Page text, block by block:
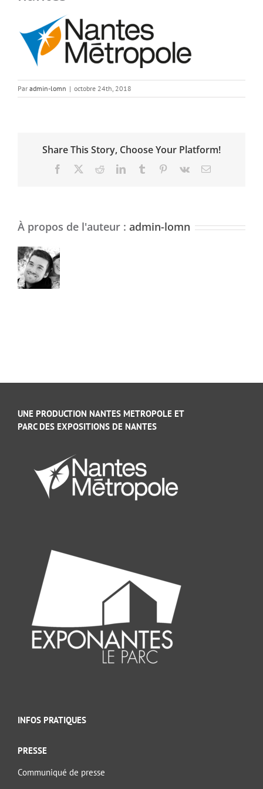
Par admin-lomn | octobre 24th, 2018
Share This Story, Choose Your Platform!
Facebook RedditLinkedInTumblr Pinterest
Vk Email
À propos de l'auteur : admin-lomn
UNE PRODUCTION NANTES METROPOLE ET
PARC DES EXPOSITIONS DE NANTES
INFOS PRATIQUES
PRESSE
Communiqué de presse